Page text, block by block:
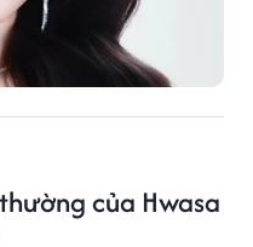
của Hwasa